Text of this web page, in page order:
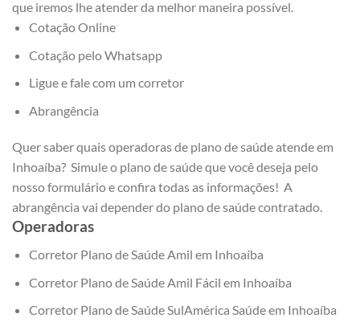
que iremos lhe atender da melhor maneira possível.
Cotação Online
Cotação pelo Whatsapp
Ligue e fale com um corretor
Abrangência
Quer saber quais operadoras de plano de saúde atende em
Inhoaíba? Simule o plano de saúde que você deseja pelo
nosso formulário e confira todas as informações! A
abrangência vai depender do plano de saúde contratado.
Operadoras
Corretor Plano de Saúde Amil em Inhoaíba
Corretor Plano de Saúde Amil Fácil em Inhoaíba
Corretor Plano de Saúde SulAmérica Saúde em Inhoaíba